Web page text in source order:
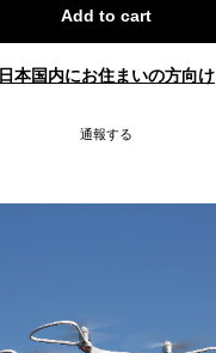
Add to cart
日本国内にお住まいの方向け
通報する